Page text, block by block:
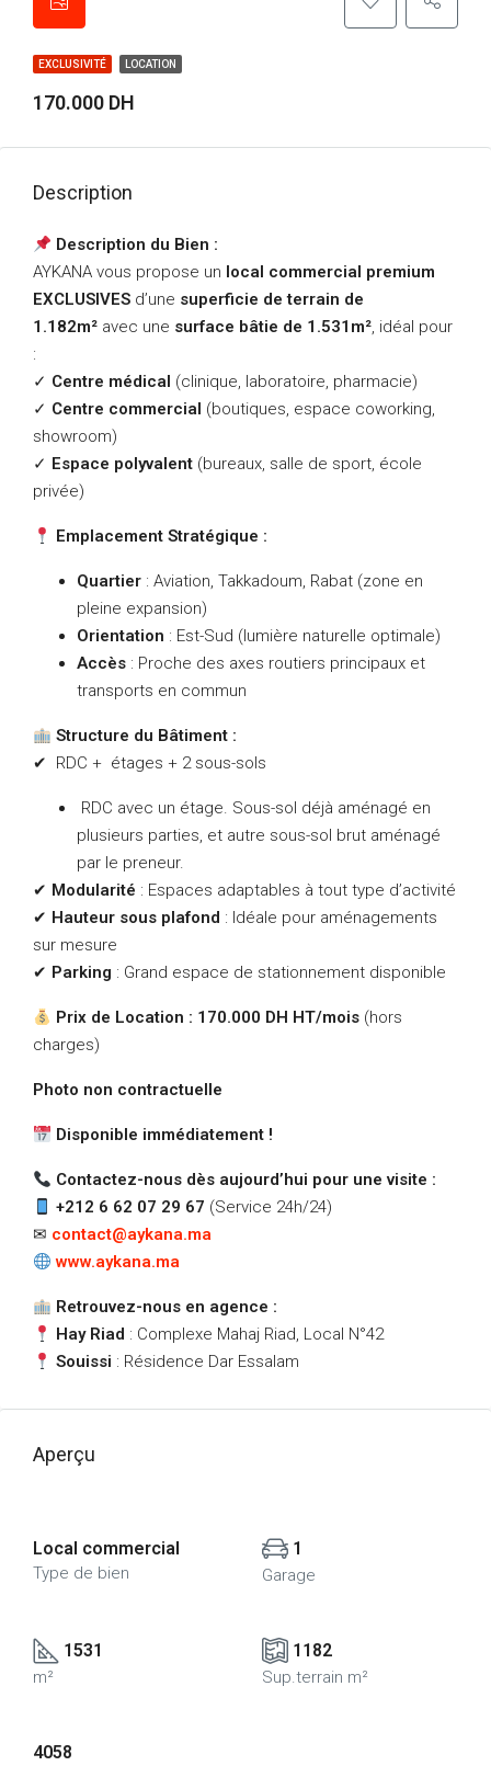
EXCLUSIVITÉ LOCATION
170.000 DH
Description
Description du Bien :
AYKANA vous propose un local commercial premium
EXCLUSIVES d’une superficie de terrain de
1.182m² avec une surface bâtie de 1.531m², idéal pour
:
✓ Centre médical (clinique, laboratoire, pharmacie)
✓ Centre commercial (boutiques, espace coworking,
showroom)
✓ Espace polyvalent (bureaux, salle de sport, école
privée)
Emplacement Stratégique :
Quartier : Aviation, Takkadoum, Rabat (zone en
pleine expansion)
Orientation : Est-Sud (lumière naturelle optimale)
Accès : Proche des axes routiers principaux et
transports en commun
Structure du Bâtiment :
✔ RDC + étages + 2 sous-sols
RDC avec un étage. Sous-sol déjà aménagé en
plusieurs parties, et autre sous-sol brut aménagé
par le preneur.
✔ Modularité : Espaces adaptables à tout type d’activité
✔ Hauteur sous plafond : Idéale pour aménagements
sur mesure
✔ Parking : Grand espace de stationnement disponible
Prix de Location : 170.000 DH HT/mois (hors
charges)
Photo non contractuelle
Disponible immédiatement !
Contactez-nous dès aujourd’hui pour une visite :
+212 6 62 07 29 67 (Service 24h/24)
✉ contact@aykana.ma
www.aykana.ma
Retrouvez-nous en agence :
Hay Riad : Complexe Mahaj Riad, Local N°42
Souissi : Résidence Dar Essalam
Aperçu
Local commercial
Type de bien
1
Garage
1531
m²
1182
Sup.terrain m²
4058